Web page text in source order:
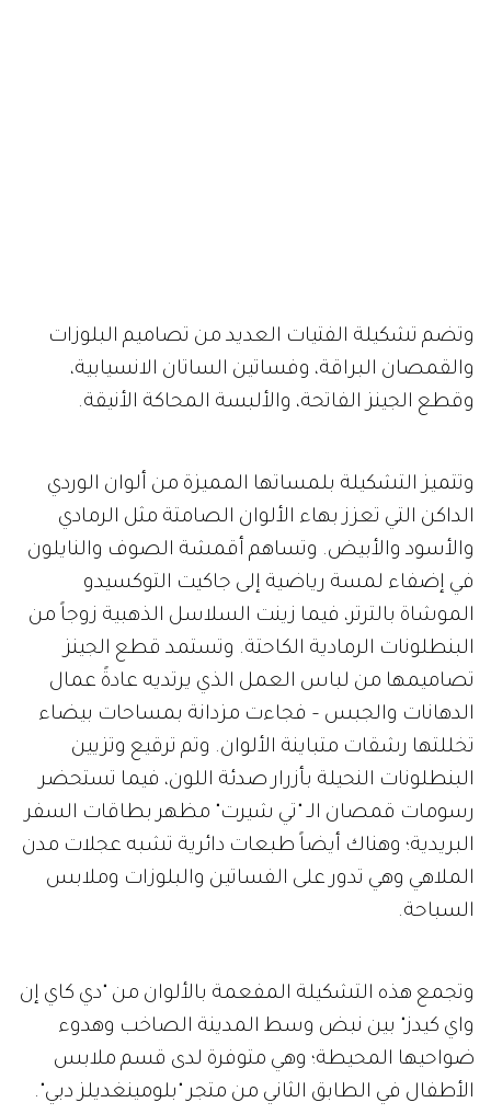
وتضم تشكيلة الفتيات العديد من تصاميم البلوزات
والقمصان البراقة، وفساتين الساتان الانسيابية،
وقطع الجينز الفاتحة، والألبسة المحاكة الأنيقة.
وتتميز التشكيلة بلمساتها المميزة من ألوان الوردي
الداكن التي تعزز بهاء الألوان الصامتة مثل الرمادي
والأسود والأبيض. وتساهم أقمشة الصوف والنايلون
في إضفاء لمسة رياضية إلى جاكيت التوكسيدو
الموشاة بالترتر، فيما زينت السلاسل الذهبية زوجاً من
البنطلونات الرمادية الكاحتة. وتستمد قطع الجينز
تصاميمها من لباس العمل الذي يرتديه عادةً عمال
الدهانات والجبس – فجاءت مزدانة بمساحات بيضاء
تخللتها رشقات متباينة الألوان. وتم ترقيع وتزيين
البنطلونات النحيلة بأزرار صدئة اللون، فيما تستحضر
رسومات قمصان الـ "تي شيرت" مظهر بطاقات السفر
البريدية؛ وهناك أيضاً طبعات دائرية تشبه عجلات مدن
الملاهي وهي تدور على الفساتين والبلوزات وملابس
السباحة.
وتجمع هذه التشكيلة المفعمة بالألوان من "دي كاي إن
واي كيدز" بين نبض وسط المدينة الصاخب وهدوء
ضواحيها المحيطة؛ وهي متوفرة لدى قسم ملابس
الأطفال في الطابق الثاني من متجر "بلومينغديلز دبي".